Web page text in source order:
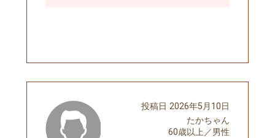
たかちゃん
60歳以上／男性
投稿日2026年5月10日